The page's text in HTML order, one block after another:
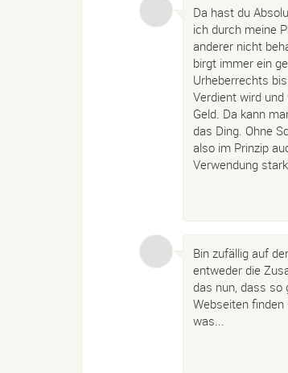
Da hast du
ich durch meine
anderer nicht
birgt immer ein
Urheberrechts
Verdient wird
Geld. Da kann
das Ding. Ohne
also im Prinzip
Verwendung
Bin zufällig auf
entweder die
das nun, dass so
Webseiten
was...